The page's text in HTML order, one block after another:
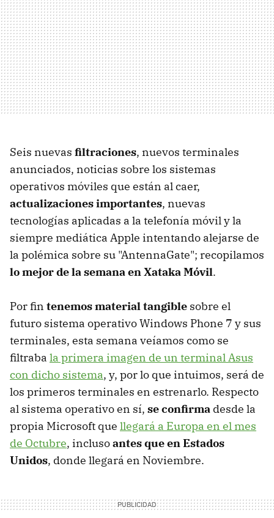
Seis nuevas filtraciones, nuevos terminales
anunciados, noticias sobre los sistemas
operativos móviles que están al caer,
actualizaciones importantes, nuevas
tecnologías aplicadas a la telefonía móvil y la
siempre mediática Apple intentando alejarse de
la polémica sobre su "AntennaGate"; recopilamos
lo mejor de la semana en Xataka Móvil.
Por fin tenemos material tangible sobre el
futuro sistema operativo Windows Phone 7 y sus
terminales, esta semana veíamos como se
filtraba la primera imagen de un terminal Asus
con dicho sistema, y, por lo que intuimos, será de
los primeros terminales en estrenarlo. Respecto
al sistema operativo en sí, se confirma desde la
propia Microsoft que llegará a Europa en el mes
de Octubre, inclusoantes que en Estados
Unidos, donde llegará en Noviembre.